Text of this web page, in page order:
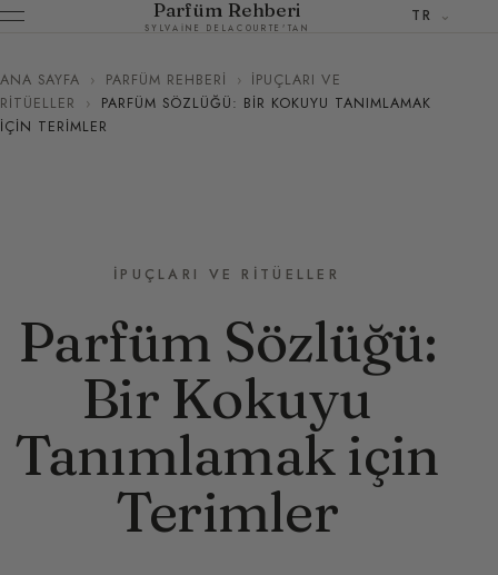
Parfüm Rehberi
SYLVAINE DELACOURTE'TAN
TR
ANA SAYFA › PARFÜM REHBERI › İPUÇLARI VE
RITÜELLER
›
PARFÜM SÖZLÜĞÜ: BIR KOKUYU TANIMLAMAK
IÇIN TERIMLER
İPUÇLARI VE RITÜELLER
Parfüm Sözlüğü:
Bir Kokuyu
Tanımlamak için
Terimler